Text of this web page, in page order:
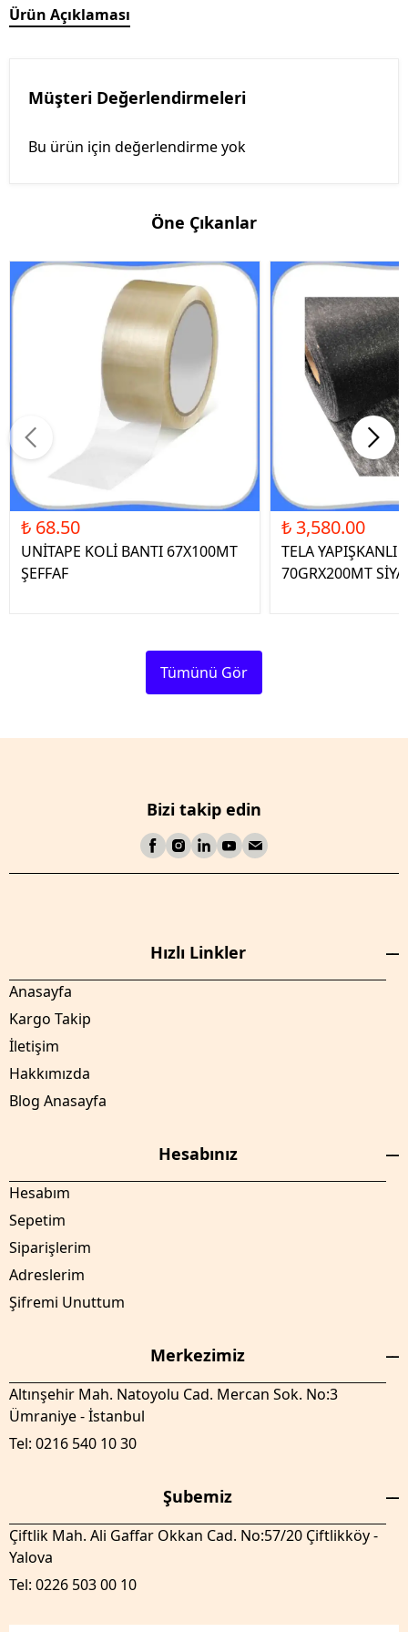
Ürün Açıklaması
Müşteri Değerlendirmeleri
Bu ürün için değerlendirme yok
Öne Çıkanlar
₺ 68.50
UNİTAPE KOLİ BANTI 67X100MT
ŞEFFAF
₺ 3,580.00
TELA YAPIŞKANLI
70GRX200MT
Tümünü Gör
Bizi takip edin
Hızlı Linkler
Anasayfa
Kargo Takip
İletişim
Hakkımızda
Blog Anasayfa
Hesabınız
Hesabım
Sepetim
Siparişlerim
Adreslerim
Şifremi Unuttum
Merkezimiz
Altınşehir Mah. Natoyolu Cad. Mercan Sok. No:3
Ümraniye - İstanbul
Tel: 0216 540 10 30
Şubemiz
Çiftlik Mah. Ali Gaffar Okkan Cad. No:57/20 Çiftlikköy -
Yalova
Tel: 0226 503 00 10